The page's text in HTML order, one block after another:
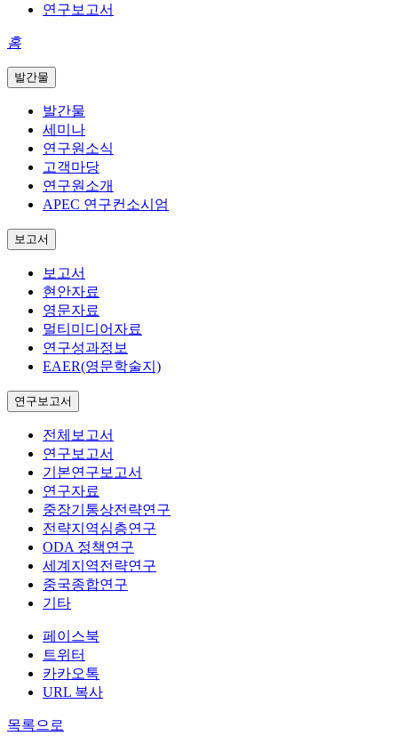
연구보고서
홈
발간물
발간물
세미나
연구원소식
고객마당
연구원소개
APEC 연구컨소시엄
보고서
보고서
현안자료
영문자료
멀티미디어자료
연구성과정보
EAER(영문학술지)
연구보고서
전체보고서
연구보고서
기본연구보고서
연구자료
중장기통상전략연구
전략지역심층연구
ODA 정책연구
세계지역전략연구
중국종합연구
기타
페이스북
트위터
카카오톡
URL 복사
목록으로